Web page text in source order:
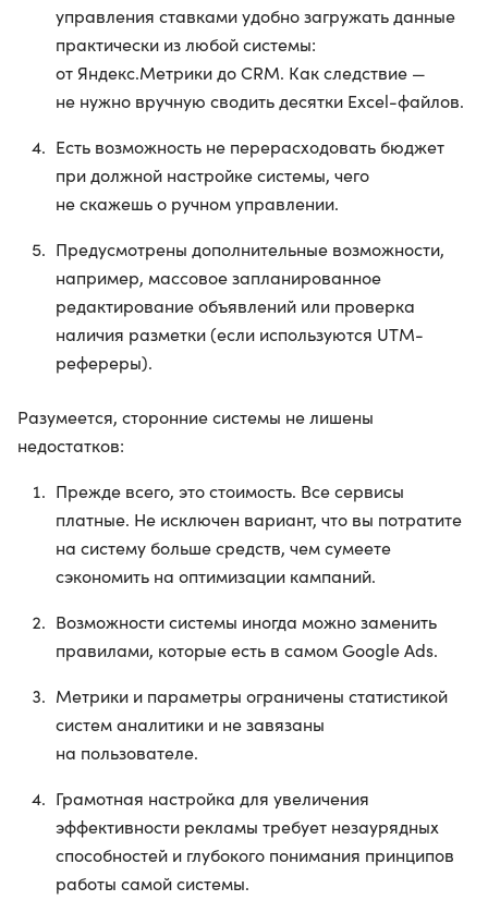
управления ставками удобно загружать данные
практически из любой системы:
от Яндекс.Метрики до CRM. Как следствие —
не нужно вручную сводить десятки Excel-файлов.
Есть возможность не перерасходовать бюджет
при должной настройке системы, чего
не скажешь о ручном управлении.
Предусмотрены дополнительные возможности,
например, массовое запланированное
редактирование объявлений или проверка
наличия разметки (если используются UTM-
рефереры).
Разумеется, сторонние системы не лишены
недостатков:
Прежде всего, это стоимость. Все сервисы
платные. Не исключен вариант, что вы потратите
на систему больше средств, чем сумеете
сэкономить на оптимизации кампаний.
Возможности системы иногда можно заменить
правилами, которые есть в самом Google Ads.
Метрики и параметры ограничены статистикой
систем аналитики и не завязаны
на пользователе.
Грамотная настройка для увеличения
эффективности рекламы требует незаурядных
способностей и глубокого понимания принципов
работы самой системы.